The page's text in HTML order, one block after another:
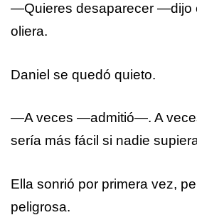
—Quieres desaparecer —dijo
oliera.
Daniel se quedó quieto.
—A veces —admitió—. A
sería más fácil si nadie
Ella sonrió por primera vez,
peligrosa.